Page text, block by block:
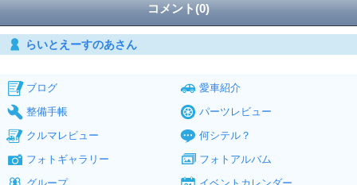
コメント(0)
らいとえーすのあさん
ブログ
愛車紹介
整備手帳
パーツレビュー
クルマレビュー
何シテル？
フォトギャラリー
フォトアルバム